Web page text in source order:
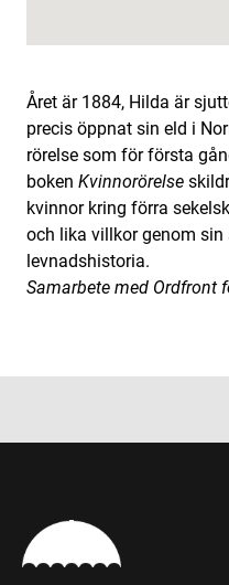
Året är 1884, Hilda är
precis öppnat sin eld i
rörelse som för första
boken Kvinnorörelse
kvinnor kring förra
och lika villkor genom
levnadshistoria.
Samarbete med Ordfront